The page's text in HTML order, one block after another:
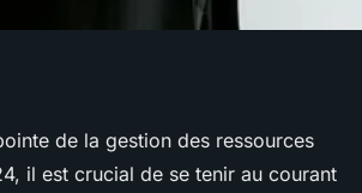
en logiciels
de la gestion des ressources
il est crucial de se tenir au courant